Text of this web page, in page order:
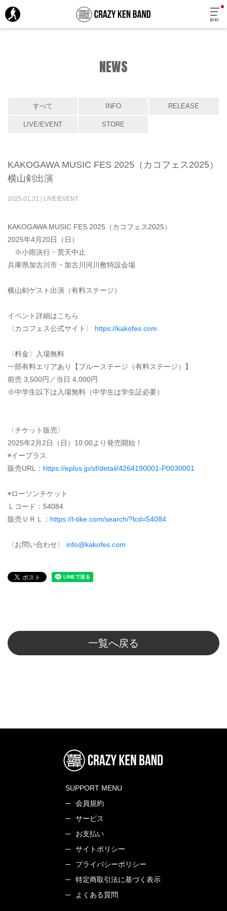
MENU
NEWS
すべて INFO RELEASE
LIVE/EVENT STORE
KAKOGAWA MUSIC FES 2025（カコフェス2025）
横山剣出演
2025.01.31 LIVE/EVENT
KAKOGAWA MUSIC FES 2025（カコフェス2025）
2025年4月20日（日）
※小雨決行・荒天中止
兵庫県加古川市・加古川河川敷特設会場
横山剣ゲスト出演（有料ステージ）
イベント詳細はこちら
〈カコフェス公式サイト〉 https://kakofes.com
〈料金〉入場無料
一部有料エリアあり【ブルーステージ（有料ステージ）】
前売 3,500円／当日 4,000円
※中学生以下は入場無料（中学生は学生証必要）
〈チケット販売〉
2025年2月2日（日）10:00より発売開始！
◉イープラス
販売URL： https://eplus.jp/sf/detail/4264190001-P0030001
◉ローソンチケット
Ｌコード：54084
販売ＵＲＬ： https://l-tike.com/search/?lcd=54084
〈お問い合わせ〉 info@kakofes.com
一覧へ戻る
SUPPORT MENU
会員規約
サービス
お支払い
サイトポリシー
プライバシーポリシー
特定商取引法に基づく表示
よくある質問